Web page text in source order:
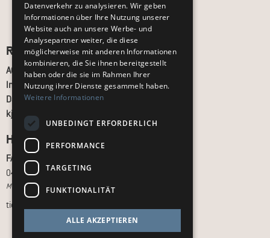
Recht und Ordnung
AGB
Impressum
Datenschutz
kj.de
Hilfe & Support
FAQ
040 - 413 22 60
Montag bis Freitag, 10:00 bis 18:00 Uhr
tickets@kj.de
Datenverkehr zu analysieren. Wir geben
Informationen über Ihre Nutzung unserer
Website auch an unsere Werbe- und
Analysepartner weiter, die diese
möglicherweise mit anderen Informationen
kombinieren, die Sie ihnen bereitgestellt
haben oder die sie im Rahmen Ihrer
Nutzung ihrer Dienste gesammelt haben.
Weitere Informationen
UNBEDINGT ERFORDERLICH
PERFORMANCE
TARGETING
FUNKTIONALITÄT
ALLE AKZEPTIEREN